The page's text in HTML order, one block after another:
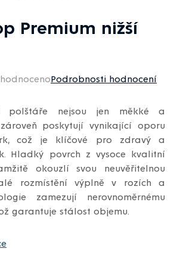
Premium nižší
Podrobnosti hodnocení
polštáře nejsou jen měkké a
poskytují vynikající oporu
což je klíčové pro zdravý a
Hladký povrch z vysoce kvalitní
okouzlí svou neuvěřitelnou
rozmístění výplně v rozích a
zamezují nerovnoměrnému
garantuje stálost objemu.